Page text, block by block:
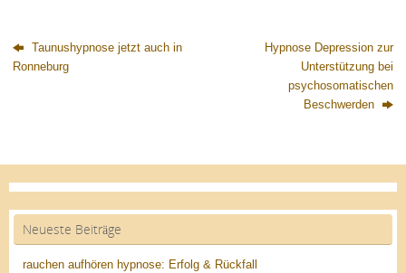
Taunushypnose jetzt auch in
Ronneburg
Hypnose Depression zur
Unterstützung bei
psychosomatischen
Beschwerden
Neueste Beiträge
rauchen aufhören hypnose: Erfolg & Rückfall